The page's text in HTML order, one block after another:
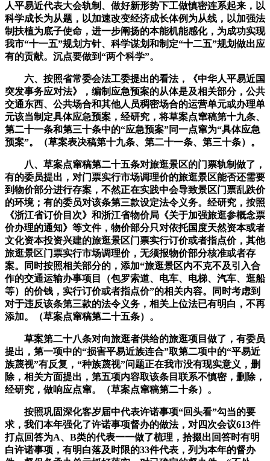
人平易近代表大会轨制、做好新形势下工做慎密连系起来，以
科学成长为从题，以加速改变经济成长体例为从线，以加强法
制扶植为底子使命，进一步阐扬的本能机能感化，为成功实现
我市“十一五”规划方针、科学谋划和制定“十二五”规划做出应
有的贡献。沉点要做到“两个科学”。
六、按照省常委会法工委提出的看法，《中华人平易近国
突发事务应对法》，编制应急预案的从体是及相关部分，公共
交通东西、公共场合和其他人员稠密场合的运营单元或办理单
元该当制定具体应急预案，经研究，将草案点窜稿第十九条、
第二十一条和第三十条中的“应急预案”同一点窜为“具体应急
预案”。（草案表决稿第十九条、第二十一条、第三十条）。
八、草案点窜稿第二十五条对旅逛景区的门票轨制做了，
有的委员提出，对门票实行市场调理价的旅逛景区能否还需要
到物价部分进行存案，不然正在实践中会导致景区门票乱跌价
的环境；有的委员对该条第三款设定法令义务。经研究，按照
《浙江省订价目次》和浙江省物价局《关于加强旅逛参概念票
价办理的通知》等文件，物价部分只对依托国度天然资本或者
文化资本投资兴建的旅逛景区门票实行订价或者指点价，其他
旅逛景区门票实行市场调理价，无须报物价部分核准或者存
案。同时按照相关部分的，添加“旅逛景区内不克不及引入合
作的交通运输办事项目（包罗索道、电车、电梯、汽车、逛船
等）的价钱，实行订价或者指点价”的相关内容。同时考虑到
对于违反该条第三款的法令义务，相关上位法已有明白，不再
添加。（草案点窜稿第二十五条）。
草案第二十八条对向旅逛者供给的旅逛项目做了，有委员
提出，第一项中的“损害平易近族连合”取第二项中的“平易近
族蔑视”有反复，“种族蔑视”问题正在我市没有现实意义，删
除，相关方面提出，第五项内容取该条目联系不慎密，删除，
经研究，做响应点窜。（草案点窜稿第二十条）。
按照巩固深化客岁届中代表许诺事项“回头看”勾当的要
求，我们本年强化了许诺事项督办的做法，对四次会议613件
打点回答为A、B类的代表一一做了梳理，拾掇出回答时有明
白许诺事项，有明白落及时限的33件代表，列为本年的督办